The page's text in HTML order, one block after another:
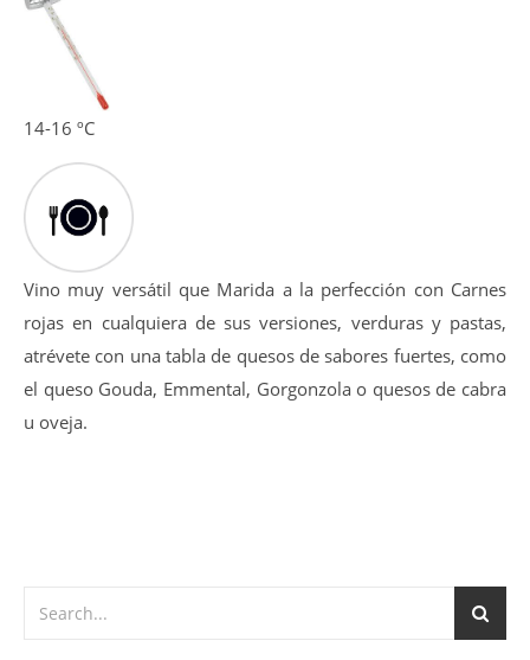
equilibradas de ahumados, notas a torrefactos y una punta
floral.
La entrada en boca es golosa y amplia, tanino equilibrado
y dulce además de pulido, post-gusto afrutado-balsámico.
14-16 ºC
el queso Gouda, Emmental, Gorgonzola o quesos de cabra
u oveja.